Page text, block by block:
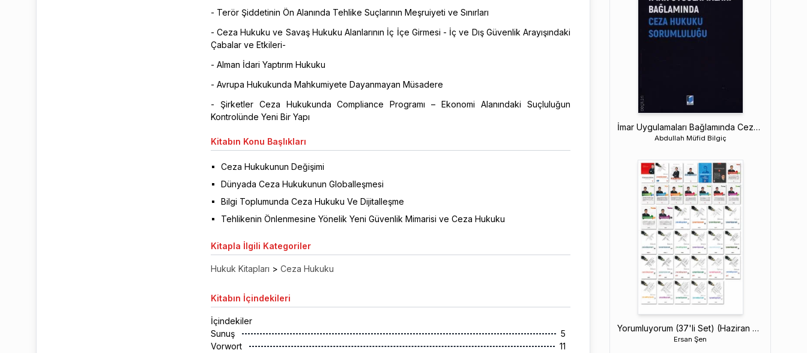
- Terör Şiddetinin Ön Alanında Tehlike Suçlarının Meşruiyeti ve Sınırları
- Ceza Hukuku ve Savaş Hukuku Alanlarının İç İçe Girmesi - İç ve Dış Güvenlik Arayışındaki
Çabalar ve Etkileri-
- Alman İdari Yaptırım Hukuku
- Avrupa Hukukunda Mahkumiyete Dayanmayan Müsadere
- Şirketler Ceza Hukukunda Compliance Programı – Ekonomi Alanındaki Suçluluğun
Kontrolünde Yeni Bir Yapı
Kitabın Konu Başlıkları
Ceza Hukukunun Değişimi
Dünyada Ceza Hukukunun Globalleşmesi
Bilgi Toplumunda Ceza Hukuku Ve Dijitalleşme
Tehlikenin Önlenmesine Yönelik Yeni Güvenlik Mimarisi ve Ceza Hukuku
Kitapla İlgili Kategoriler
Hukuk Kitapları > Ceza Hukuku
Kitabın İçindekileri
İçindekiler
Sunuş
5
Vorwort
11
İmar Uygulamaları Bağlamında Ceza Hukuku Sorumluluğu
Abdullah Müfid Bilgiç
Yorumluyorum (37'li Set) (Haziran 2026)
Ersan Şen